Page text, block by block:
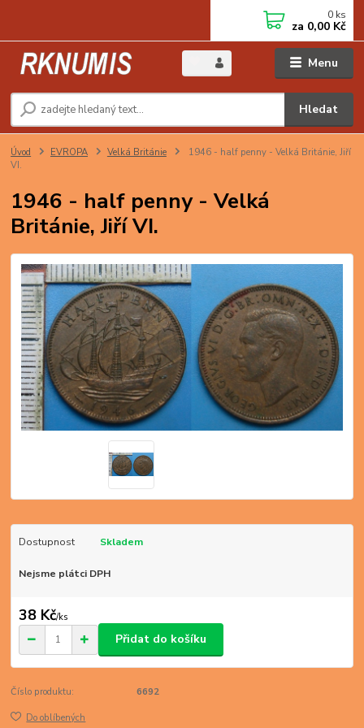
Menu
Hledat
0 ks
za 0,00 Kč
Úvod EVROPA Velká Británie
1946 - half penny - Velká Británie, Jiří
VI.
1946 - half penny - Velká
Británie, Jiří VI.
Dostupnost Skladem
Nejsme plátci DPH
38 Kč/ks
Přidat do košíku
Číslo produktu: 6692
Do oblíbených